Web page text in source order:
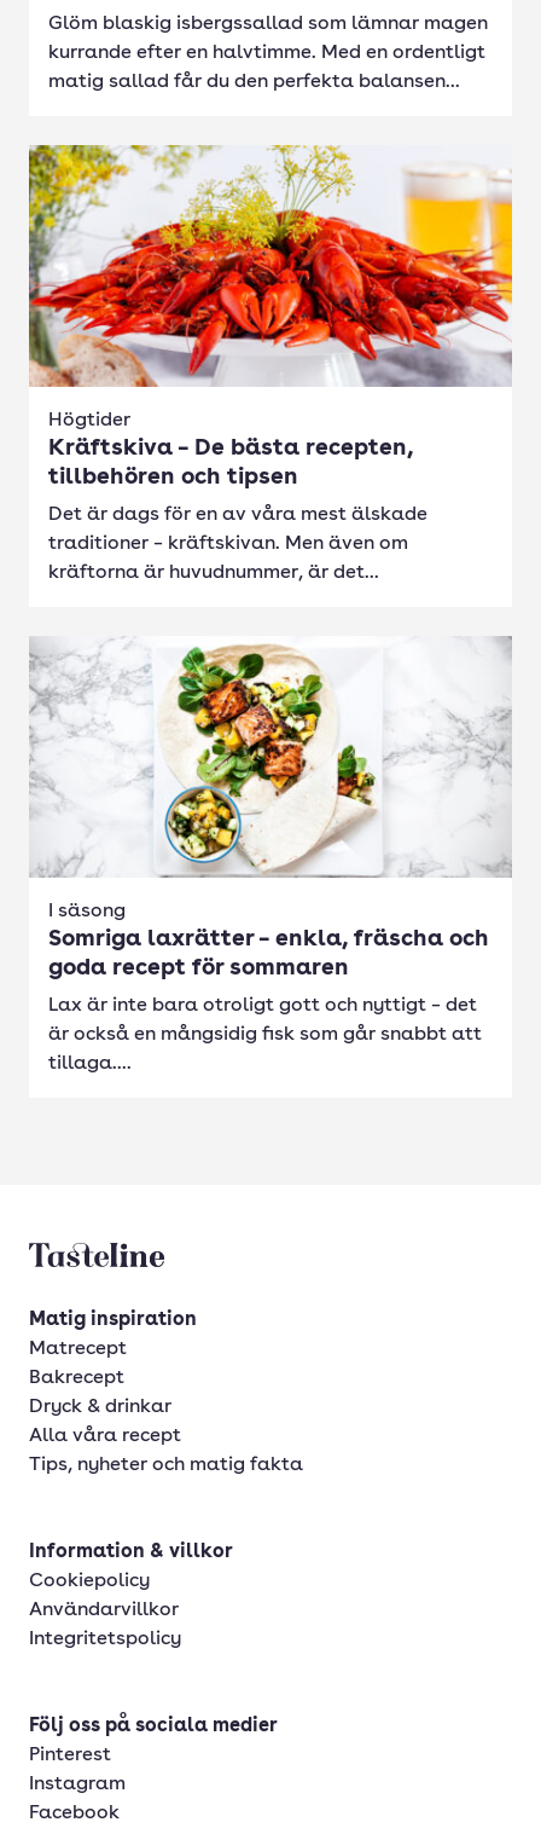
Glöm blaskig isbergssallad som lämnar magen
kurrande efter en halvtimme. Med en ordentligt
matig sallad får du den perfekta balansen...
Högtider
Kräftskiva – De bästa recepten,
tillbehören och tipsen
Det är dags för en av våra mest älskade
traditioner – kräftskivan. Men även om
kräftorna är huvudnummer, är det...
I säsong
Somriga laxrätter – enkla, fräscha och
goda recept för sommaren
Lax är inte bara otroligt gott och nyttigt – det
är också en mångsidig fisk som går snabbt att
tillaga....
Tasteline startsida
Matig inspiration
Matrecept
Bakrecept
Dryck & drinkar
Alla våra recept
Tips, nyheter och matig fakta
Information & villkor
Cookiepolicy
Användarvillkor
Integritetspolicy
Följ oss på sociala medier
Pinterest
Instagram
Facebook